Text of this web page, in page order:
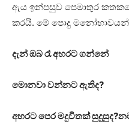
ඇය ඉන්පසුව පෙමාතුර
කරයි. මේ පොදු මනෝභාවයන්
දැන් ඔබ රෑ අහරට ගන්නේ
මොනවා වන්නට ඇතිද?
අහරට පෙර මදුවිතක් සුදුසුද?